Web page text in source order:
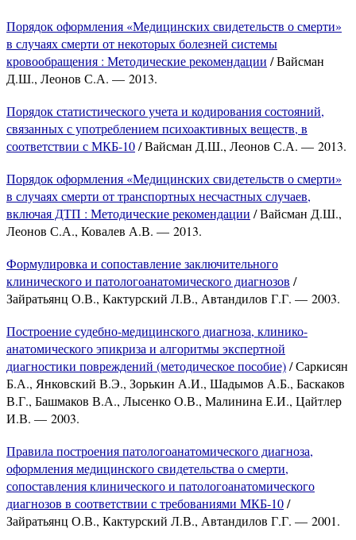
Порядок оформления «Медицинских свидетельств о смерти»
в случаях смерти от некоторых болезней системы
кровообращения : Методические рекомендации / Вайсман
Д.Ш., Леонов С.А. — 2013.
Порядок статистического учета и кодирования состояний,
связанных с употреблением психоактивных веществ, в
соответствии с МКБ-10/ Вайсман Д.Ш., Леонов С.А. — 2013.
Порядок оформления «Медицинских свидетельств о смерти»
в случаях смерти от транспортных несчастных случаев,
включая ДТП : Методические рекомендации / Вайсман Д.Ш.,
Леонов С.А., Ковалев А.В. — 2013.
Формулировка и сопоставление заключительного
клинического и патологоанатомического диагнозов /
Зайратьянц О.В., Кактурский Л.В., Автандилов Г.Г. — 2003.
Построение судебно-медицинского диагноза, клинико-
анатомического эпикриза и алгоритмы экспертной
диагностики повреждений (методическое пособие)/ Саркисян
Б.А., Янковский В.Э., Зорькин А.И., Шадымов А.Б., Баскаков
В.Г., Башмаков В.А., Лысенко О.В., Малинина Е.И., Цайтлер
И.В. — 2003.
Правила построения патологоанатомического диагноза,
оформления медицинского свидетельства о смерти,
сопоставления клинического и патологоанатомического
диагнозов в соответствии с требованиями МКБ-10/
Зайратьянц О.В., Кактурский Л.В., Автандилов Г.Г. — 2001.